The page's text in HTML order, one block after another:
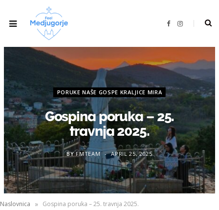
F
b
o
I
a
r
a
m
PORUKE NAŠE GOSPE KRALJICE MIRA
Gospina poruka – 25.
travnja 2025.
BY FMTEAM APRIL 25, 2025
Naslovnica » Gospina poruka – 25. travnja 2025.